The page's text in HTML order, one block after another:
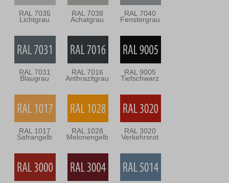
RAL 7035
Lichtgrau
RAL 7038
Achatgrau
RAL 7040
Fenstergrau
RAL 7031
Blaugrau
RAL 7016
Anthrazitgrau
RAL 9005
Tiefschwarz
RAL 1017
Safrangelb
RAL 1028
Melonengelb
RAL 3020
Verkehrsrot